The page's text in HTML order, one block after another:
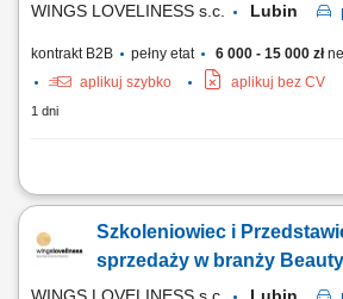
WINGS LOVELINESS s.c. Lubin
kontrakt B2B pełny etat 6 000 - 15 000 zł
aplikuj szybko
aplikuj bez CV
1 dni
aktywne rozwijanie sieci klientów na
organizowanie prezentacji oraz szkoleń
trwałych relacji z partnerami biznesowymi,
Szkoleniowiec i
sprzedaży w branży Beauty